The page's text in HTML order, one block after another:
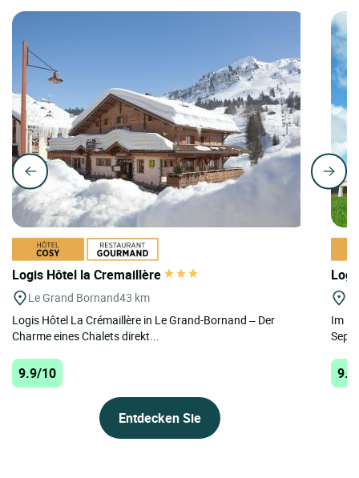
Logis Hôtel la Cremaillère
Le Grand Bornand43 km
Logis Hôtel La Crémaillère in Le Grand-Bornand – Der
Charme eines Chalets direkt...
9.9/10
Entdecken Sie
Im